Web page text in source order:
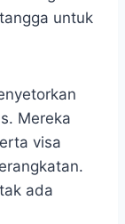
untuk
Mereka
visa
ada